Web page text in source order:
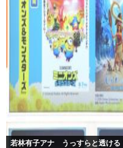
若林有子アナ うっすらと透ける